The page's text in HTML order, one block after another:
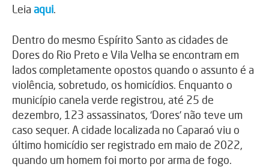
Leiaaqui.
Dentro do mesmo Espírito Santo as cidades de
Dores do Rio Preto e Vila Velha se encontram em
lados completamente opostos quando o assunto é a
violência, sobretudo, os homicídios. Enquanto o
município canela verde registrou, até 25 de
dezembro, 123 assassinatos, ‘Dores’ não teve um
caso sequer. A cidade localizada no Caparaó viu o
último homicídio ser registrado em maio de 2022,
quando um homem foi morto por arma de fogo.